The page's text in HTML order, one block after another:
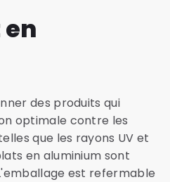
des produits qui
optimale contre les
que les rayons UV et
en aluminium sont
est refermable